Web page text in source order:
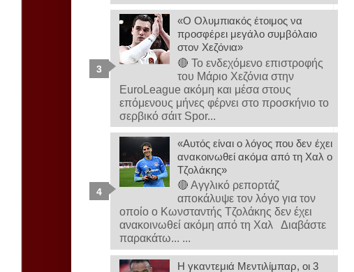
«Ο Ολυμπιακός έτοιμος να
προσφέρει μεγάλο συμβόλαιο
στον Χεζόνια»
🔴 Το ενδεχόμενο επιστροφής
του Μάριο Χεζόνια στην
EuroLeague ακόμη και μέσα στους
επόμενους μήνες φέρνει στο προσκήνιο το
σερβικό σάιτ Spor...
«Αυτός είναι ο λόγος που δεν έχει
ανακοινωθεί ακόμα από τη Χαλ ο
Τζολάκης»
🔴 Αγγλικό ρεπορτάζ
αποκάλυψε τον λόγο για τον
οποίο ο Κωνσταντής Τζολάκης δεν έχει
ανακοινωθεί ακόμη από τη Χαλ Διαβάστε
παρακάτω... ...
Η γκαντεμιά Μεντιλίμπαρ, οι 3